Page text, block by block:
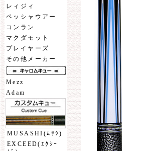
レィジィ
ペッシャウアー
コンラン
マクダモット
プレイヤーズ
その他メーカー
Mezz
Adam
MUSASHI(ﾑｻｼ)
EXCEED(ｴｸｼｰ